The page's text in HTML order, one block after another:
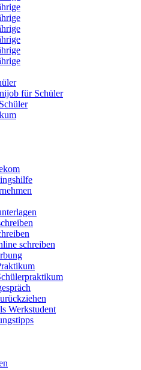
für Schüler
schreiben
Werkstudent